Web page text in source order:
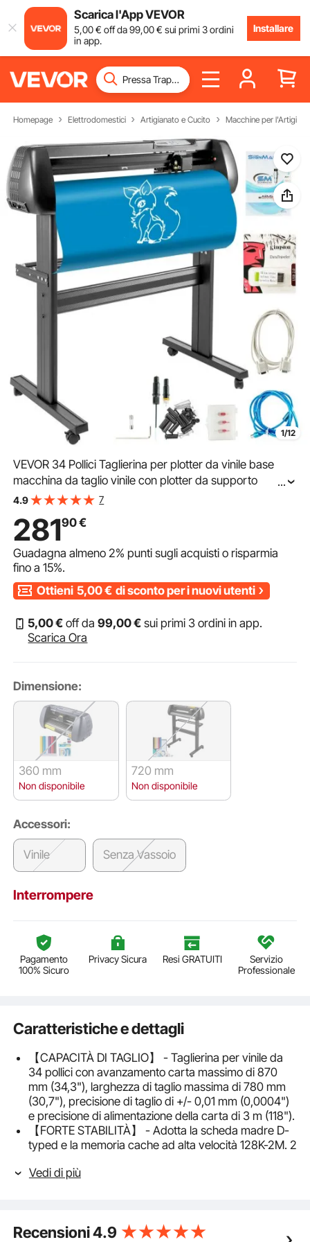
Scarica l'App VEVOR
5,00€ off da99,00€ sui primi 3 ordini
in app.
Installare
Homepage Elettrodomestici Artigianato e Cucito Macchine per
1/12
VEVOR 34 Pollici Taglierina per plotter da vinile base
macchina da taglio vinile con plotter da supporto
Creazione di segni di velocità di forza regolabile
...
4.9 7
28190€
Guadagna almeno2% punti sugli acquisti o risparmia
fino a15%.
Ottieni 5,00€ di sconto per i nuovi utenti
5,00€ off da99,00€ sui primi 3 ordini in app.
Scarica Ora
Dimensione:
360 mm
Non disponibile
720 mm
Non disponibile
Accessori:
Vinile Senza Vassoio
Interrompere
Pagamento
100% Sicuro
Privacy Sicura Resi GRATUITI
Servizio
Professionale
Caratteristiche e dettagli
【CAPACITÀ DI TAGLIO】 - Taglierina per vinile da
34 pollici con avanzamento carta massimo di 870
mm (34,3"), larghezza di taglio massima di 780 mm
(30,7"), precisione di taglio di +/- 0,01 mm (0,0004")
e precisione di alimentazione della carta di 3 m (118").
【FORTE STABILITÀ】 - Adotta la scheda madre D-
typed e la memoria cache ad alta velocità 128K-2M. 2
alluminio assicurano che l'alimentazione della carta
Con pressione di taglio 10-500 g regolabile e velocità
Vedi di più
Recensioni4.9